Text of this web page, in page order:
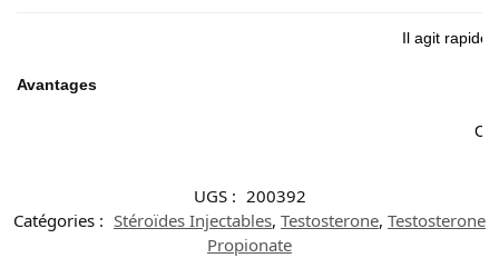
Avantages
Il agit
UGS : 200392
Catégories : Stéroïdes Injectables, Testosterone, Testosterone
Propionate